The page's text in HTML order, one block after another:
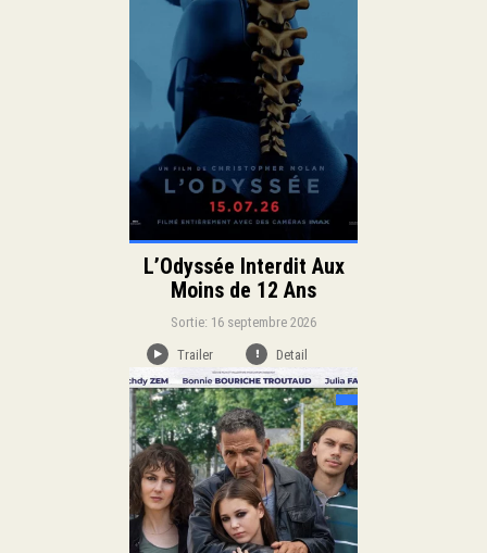
L’Odyssée Interdit Aux
Moins de 12 Ans
Sortie: 16 septembre 2026
Trailer
Detail
Duration:
Sortie:
Genre:
Drame
Duration:
Langue: